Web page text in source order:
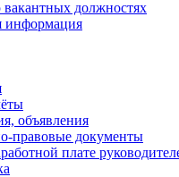
вакантных должностях
информация
объявления
правовые документы
плате